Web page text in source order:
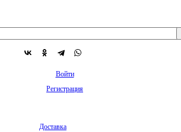
Войти
Регистрация
Доставка